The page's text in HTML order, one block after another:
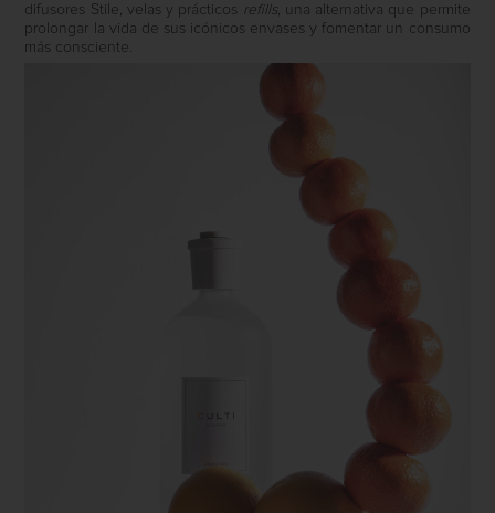
difusores Stile , velas y prácticos refills, una alternativa que permite
prolongar la vida de sus icónicos envases y fomentar un consumo
más consciente.